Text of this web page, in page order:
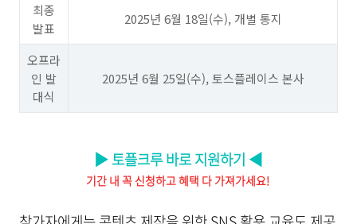
최종
발표
2025년 6월 18일(수), 개별 통지
오프라
인 발
대식
2025년 6월 25일(수), 토스플레이스 본사
▶ 토플크루 바로 지원하기 ◀
기간 내 꼭 신청하고 혜택 다 가져가세요!